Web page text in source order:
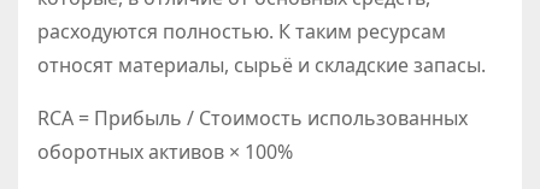
расходуются полностью. К таким ресурсам
относят материалы, сырьё и складские запасы.
RCA = Прибыль / Стоимость использованных
оборотных активов × 100%